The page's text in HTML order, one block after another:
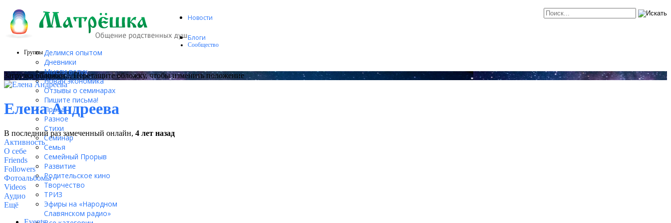
Новости
Блоги
Делимся опытом
Дневники
Мысли вслух
Новая экономика
Отзывы о семинарах
Пишите письма!
Проза
Разное
Стихи
Семинар
Семья
Семейный Прорыв
Развитие
Родительское кино
Творчество
ТРИЗ
Эфиры на «Народном
Славянском радио»
Сообщество
Группы
Загрузка обложки... Перетащите обложку, чтобы изменить положение
Елена Андреева
В последний раз замеченный онлайн, 4 лет назад
Активность
О себе
Friends
Followers
Фотоальбомы
Videos
Аудио
Ещё